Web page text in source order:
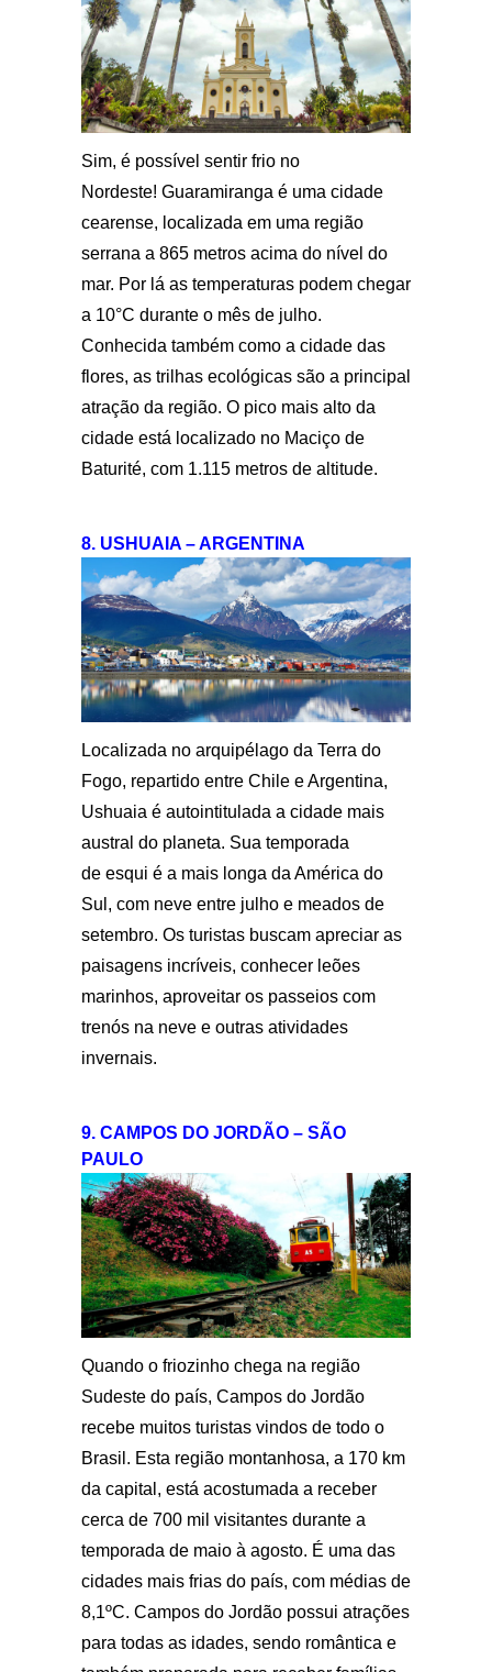
Sim, é possível sentir frio no
Nordeste! Guaramiranga é uma cidade
cearense, localizada em uma região
serrana a 865 metros acima do nível do
mar. Por lá as temperaturas podem chegar
a 10°C durante o mês de julho.
Conhecida também como a cidade das
flores, as trilhas ecológicas são a principal
atração da região. O pico mais alto da
cidade está localizado no Maciço de
Baturité, com 1.115 metros de altitude.
8. USHUAIA – ARGENTINA
Localizada no arquipélago da Terra do
Fogo, repartido entre Chile e Argentina,
Ushuaia é autointitulada a cidade mais
austral do planeta. Sua temporada
de esqui é a mais longa da América do
Sul, com neve entre julho e meados de
setembro. Os turistas buscam apreciar as
paisagens incríveis, conhecer leões
marinhos, aproveitar os passeios com
trenós na neve e outras atividades
invernais.
9. CAMPOS DO JORDÃO – SÃO
PAULO
Quando o friozinho chega na região
Sudeste do país, Campos do Jordão
recebe muitos turistas vindos de todo o
Brasil. Esta região montanhosa, a 170 km
da capital, está acostumada a receber
cerca de 700 mil visitantes durante a
temporada de maio à agosto. É uma das
cidades mais frias do país, com médias de
8,1ºC. Campos do Jordão possui atrações
para todas as idades, sendo romântica e